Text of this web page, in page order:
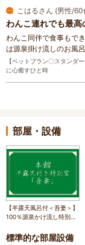
こはるさん (男性/60
わんこ連れでも最高
わんこ同伴で食事もで
は源泉掛け流しのお風
【ペットプラン〇スタンダ
に心癒すひと時
部屋・設備
【半露天風呂付＜吾妻＞】
100％源泉かけ流し特別室
標準的な部屋設備